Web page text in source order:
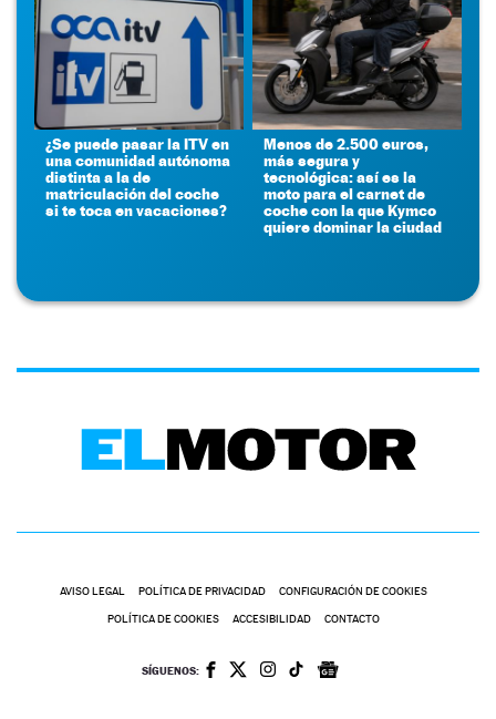
¿Se puede pasar la ITV en
una comunidad autónoma
distinta a la de
matriculación del coche
si te toca en vacaciones?
Menos de 2.500 euros,
más segura y
tecnológica: así es la
moto para el carnet de
coche con la que Kymco
quiere dominar la ciudad
AVISO LEGAL POLÍTICA DE PRIVACIDAD CONFIGURACIÓN DE COOKIES
POLÍTICA DE COOKIES ACCESIBILIDAD CONTACTO
SÍGUENOS: